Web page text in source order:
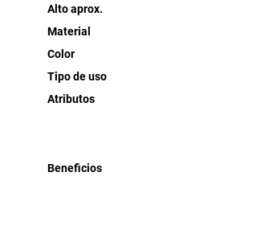
Alto aprox.
Material
Color
Tipo de uso
Atributos
Beneficios